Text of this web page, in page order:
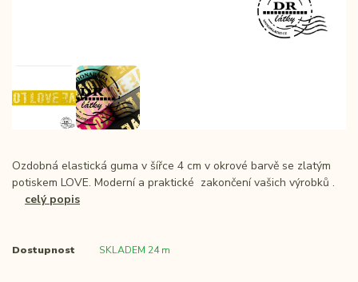
Ozdobná elastická guma v šířce 4 cm v okrové barvě se zlatým
potiskem LOVE. Moderní a praktické zakončení vašich výrobků .
celý popis
Dostupnost SKLADEM 24 m